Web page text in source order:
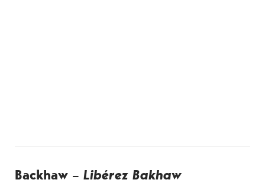
Backhaw – Libérez Bakhaw